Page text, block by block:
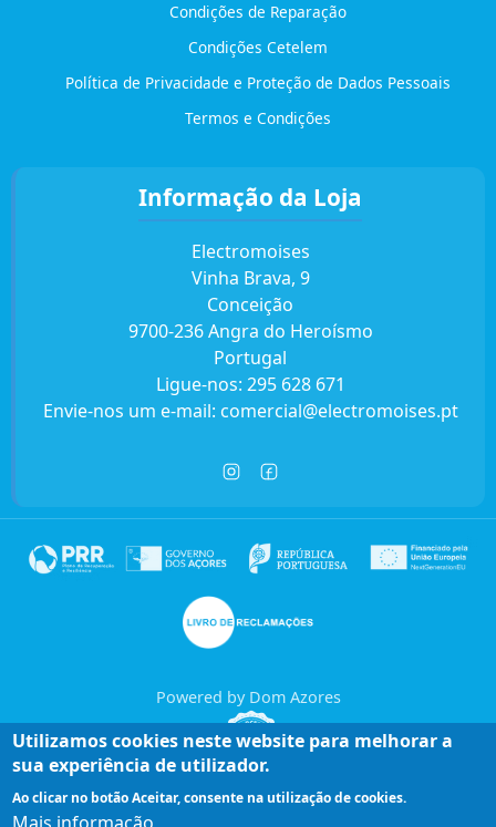
Condições de Reparação
Condições Cetelem
Política de Privacidade e Proteção de Dados Pessoais
Termos e Condições
Informação da Loja
Electromoises
Vinha Brava, 9
Conceição
9700-236 Angra do Heroísmo
Portugal
Ligue-nos: 295 628 671
Envie-nos um e-mail: comercial@electromoises.pt
Powered by Dom Azores
Utilizamos cookies neste website para melhorar a
sua experiência de utilizador.
Ao clicar no botão Aceitar, consente na utilização de cookies.